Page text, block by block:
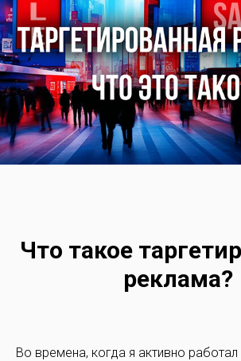
Что такое
реклама?
Во времена, когда я активно